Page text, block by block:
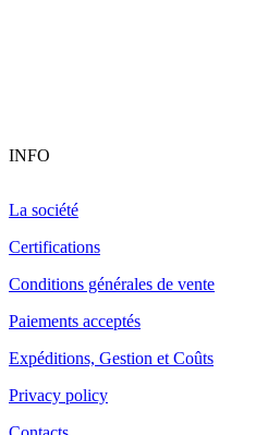
INFO
La société
Certifications
Conditions générales de vente
Paiements acceptés
Expéditions, Gestion et Coûts
Privacy policy